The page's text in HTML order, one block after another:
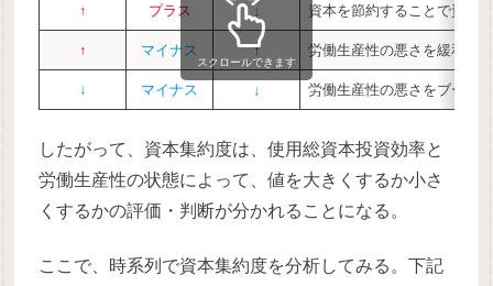
↑ プラス ↓ 資本を節約することで資本
↑ マイナス ↑ 労働生産性の悪さを緩和する
↓ マイナス ↓ 労働生産性の悪さをブース
スクロールできます
したがって、資本集約度は、使用総資本投資効率と
労働生産性の状態によって、値を大きくするか小さ
くするかの評価・判断が分かれることになる。
ここで、時系列で資本集約度を分析してみる。下記